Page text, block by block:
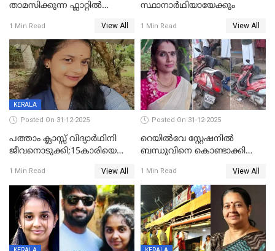
താമസിക്കുന്ന ഫ്ലാറ്റില്‍
സംഭവം കൈതപ്പൊയിലില്‍
1 Min Read View All
സ്ഥാനാർഥിയായേക്കും
1 Min Read View All
KERALA
Posted On 31-12-2025
പത്താം ക്ലാസ്സ് വിദ്യാര്‍ഥിനി
ജീവനൊടുക്കി;15കാരിയെ
കിടപ്പുമുറിയില്‍ തൂങ്ങി മരിച്ച
നിലയിൽ
1 Min Read View All
Posted On 31-12-2025
റെയിൽവേ സ്റ്റേഷനിൽ
ബന്ധുവിനെ കൊണ്ടാക്കി
ലോറി സ്കൂട്ടറിൽ ഇടിച്ചു :
യുവതിക്ക് ദാരുണാന്ത്യം
1 Min Read View All